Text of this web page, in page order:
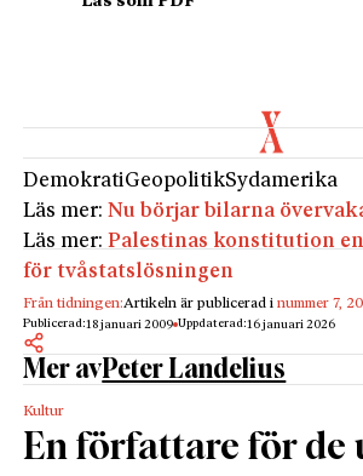
DemokratiGeopolitikSydamerika
Läs mer:Nu börjar bilarna
Läs mer:Palestinas konstitution
för tvåstatslösningen
Från tidningen:Artikeln är publicerad inummer 7,
Publicerad:18 januari 2009 Uppdaterad:16 januari 2026
Mer avPeter Landelius
Kultur
En författare för de